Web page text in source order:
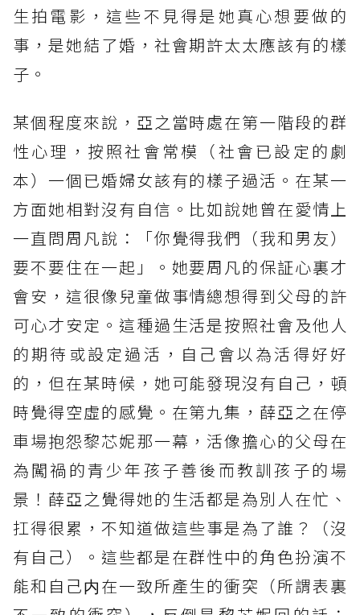
生拍電影，這些不見得是她真心想要做的
事，是她結了婚，社會期許太太應該有的樣
子。
某個程度來說，亞之當時處在第一階段的群
性心理，按照社會常模（社會已設定的劇
本）一個已婚婦女該有的樣子過活。在某一
方面她相對沒有自信。比如說她曾在愛情上
一直問周凡說：「你覺得我們（我和男友）
要不要住在一起」。她要周凡的保証心裏才
會安，這很像兒童做事情總想得到父母的許
可心才安定。這種過生活是按照社會及他人
的期待或設定過活，自己會以為活得好好
的，但在某時候，她可能發現沒有自己，頓
時覺得空虛的感覺。在第九集，薛亞之在停
車場抱怨黎芯妮那一幕，活像擔心的父母在
為闖禍的青少年孩子善後而教訓孩子的場
景！薛亞之覺得她的生活都是為別人在忙、
扛得很累，不知道做這些事是為了誰？（沒
有自己）。這些都是在群性中的角色扮演不
能和自己内在一致所產生的衝突（所謂表裏